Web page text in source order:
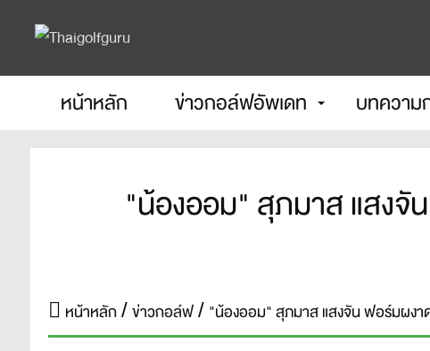
หน้าหลัก ข่าวกอล์ฟอัพเดท บทควา
"น้องออม" สุภมาส แสงจั
หน้าหลัก ข่าวกอล์ฟ "น้องออม" สุภมาส แสงจัน ฟอร์มผงา